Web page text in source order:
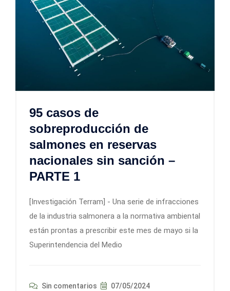
95 casos de
sobreproducción de
salmones en reservas
nacionales sin sanción –
PARTE 1
[Investigación Terram] - Una serie de infracciones
de la industria salmonera a la normativa ambiental
están prontas a prescribir este mes de mayo si la
Superintendencia del Medio
Sin comentarios 07/05/2024